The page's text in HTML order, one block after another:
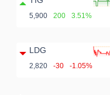
5,900 200 3.51%
LDG
2,820 -30 -1.05%